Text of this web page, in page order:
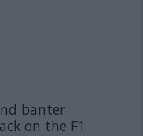
banter
on the F1